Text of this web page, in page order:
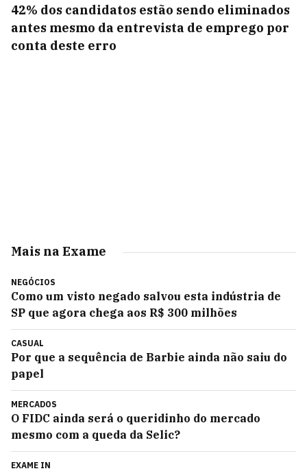
42% dos candidatos estão sendo eliminados
antes mesmo da entrevista de emprego por
conta deste erro
Mais na Exame
NEGÓCIOS
Como um visto negado salvou esta indústria de
SP que agora chega aos R$ 300 milhões
CASUAL
Por que a sequência de Barbie ainda não saiu do
papel
MERCADOS
O FIDC ainda será o queridinho do mercado
mesmo com a queda da Selic?
EXAME IN